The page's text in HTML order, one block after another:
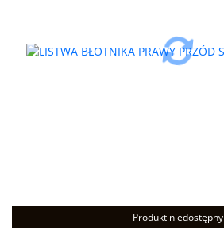
Produkt niedostępny